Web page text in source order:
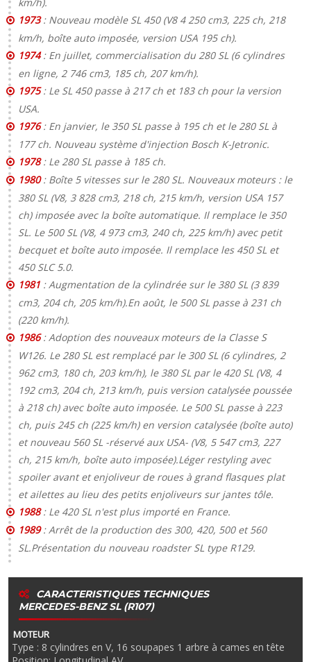
1973: Nouveau modèle SL 450 (V8 4 250 cm3, 225 ch, 218
km/h, boîte auto imposée, version USA 195 ch).
1974: En juillet, commercialisation du 280 SL (6 cylindres
en ligne, 2 746 cm3, 185 ch, 207 km/h).
1975: Le SL 450 passe à 217 ch et 183 ch pour la version
USA.
1976: En janvier, le 350 SL passe à 195 ch et le 280 SL à
177 ch. Nouveau système d'injection Bosch K-Jetronic.
1978: Le 280 SL passe à 185 ch.
1980: Boîte 5 vitesses sur le 280 SL. Nouveaux moteurs : le
380 SL (V8, 3 828 cm3, 218 ch, 215 km/h, version USA 157
ch) imposée avec la boîte automatique. Il remplace le 350
SL. Le 500 SL (V8, 4 973 cm3, 240 ch, 225 km/h) avec petit
becquet et boîte auto imposée. Il remplace les 450 SL et
450 SLC 5.0.
1981 : Augmentation de la cylindrée sur le 380 SL (3 839
cm3, 204 ch, 205 km/h).En août, le 500 SL passe à 231 ch
(220 km/h).
1986: Adoption des nouveaux moteurs de la Classe S
W126. Le 280 SL est remplacé par le 300 SL (6 cylindres, 2
962 cm3, 180 ch, 203 km/h), le 380 SL par le 420 SL (V8, 4
192 cm3, 204 ch, 213 km/h, puis version catalysée poussée
à 218 ch) avec boîte auto imposée. Le 500 SL passe à 223
ch, puis 245 ch (225 km/h) en version catalysée (boîte auto)
et nouveau 560 SL -réservé aux USA- (V8, 5 547 cm3, 227
ch, 215 km/h, boîte auto imposée).Léger restyling avec
spoiler avant et enjoliveur de roues à grand flasques plat
et ailettes au lieu des petits enjoliveurs sur jantes tôle.
1988: Le 420 SL n'est plus importé en France.
1989: Arrêt de la production des 300, 420, 500 et 560
SL.Présentation du nouveau roadster SL type R129.
CARACTERISTIQUES TECHNIQUES
MERCEDES-BENZ SL (R107)
MOTEUR
Type : 8 cylindres en V, 16 soupapes 1 arbre à cames en tête